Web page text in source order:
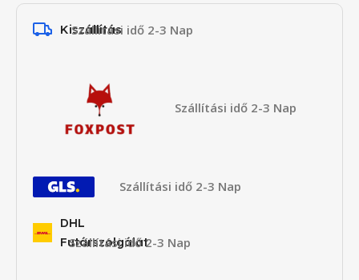
Kiszállítás
Szállítási idő 2-3 Nap
Szállítási idő 2-3 Nap
Szállítási idő 2-3 Nap
DHL
Futárszolgálat
Szállítási idő 2-3 Nap